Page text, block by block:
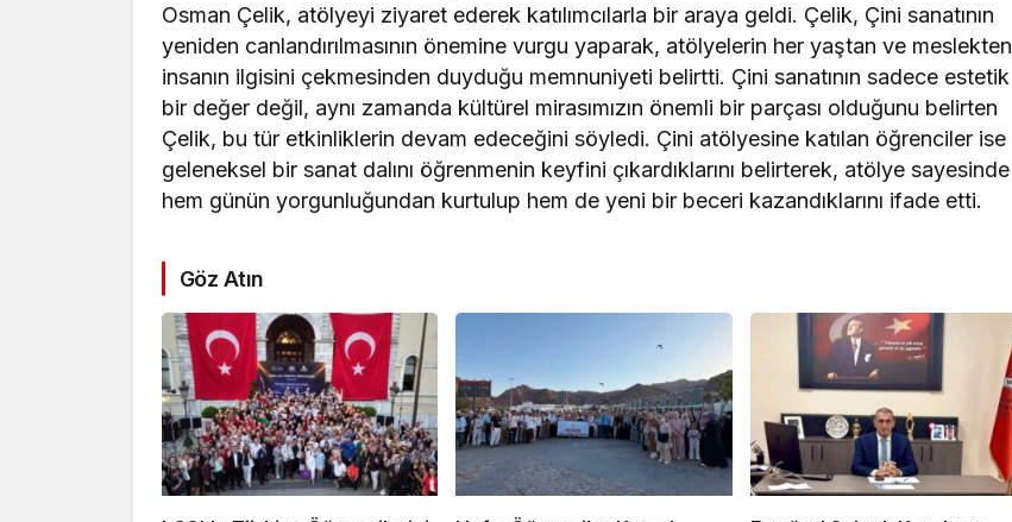
Osman Çelik, atölyeyi ziyaret ederek katılımcılarla bir araya geldi. Çelik, Çini sanatının
yeniden canlandırılmasının önemine vurgu yaparak, atölyelerin her yaştan ve meslekten
insanın ilgisini çekmesinden duyduğu memnuniyeti belirtti. Çini sanatının sadece estetik
bir değer değil, aynı zamanda kültürel mirasımızın önemli bir parçası olduğunu belirten
Çelik, bu tür etkinliklerin devam edeceğini söyledi. Çini atölyesine katılan öğrenciler ise
geleneksel bir sanat dalını öğrenmenin keyfini çıkardıklarını belirterek, atölye sayesinde
hem günün yorgunluğundan kurtulup hem de yeni bir beceri kazandıklarını ifade etti.
Göz Atın